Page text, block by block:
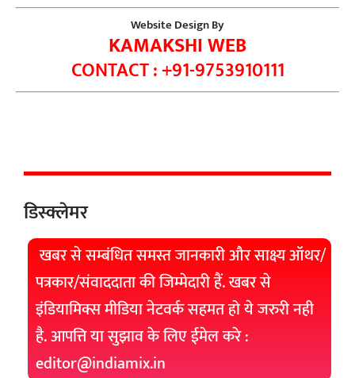
Website Design By
KAMAKSHI WEB
CONTACT : +91-9753910111
डिस्क्लेमर
खबर से सम्बंधित समस्त जानकारी और साक्ष्य ऑथर/
पत्रकार/संवाददाता की जिम्मेदारी हैं. खबर से
इंडियामिक्स मीडिया नेटवर्क सहमत हो ये जरुरी नही
है. आपत्ति या सुझाव के लिए ईमेल करे :
editor@indiamix.in